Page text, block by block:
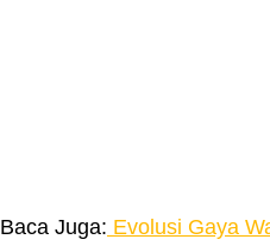
Baca Juga: Evolusi Gaya